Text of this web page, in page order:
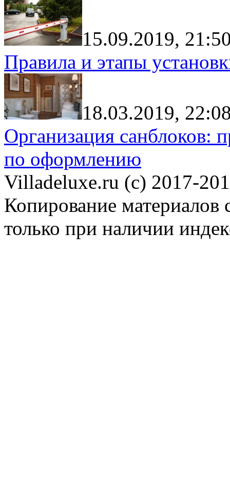
15.09.2019,
Правила и этапы
18.03.2019,
Организация санблоков:
по оформлению
Villadeluxe.ru (c) 2017-
Копирование материалов
только при наличии